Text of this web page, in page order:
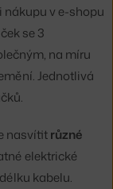
nákupu v e-shopu
se 3
na míru
Jednotlivá
nasvítitrůzné
elektrické
kabelu.